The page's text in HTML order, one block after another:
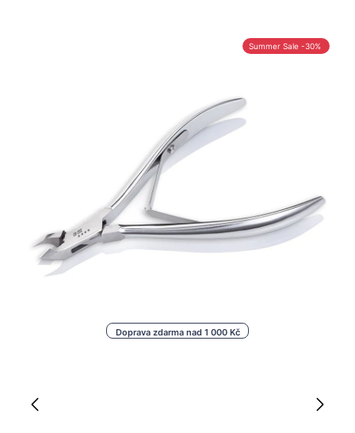
Doprava zdarma nad 1 000 Kč
Summer Sale -30%